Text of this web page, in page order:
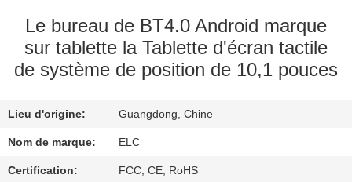
VISITE
D'USINE
DE
QUALITÉ
Le bureau de BT4.0 Android marque
sur tablette la Tablette d'écran tactile
de système de position de 10,1 pouces
Lieu d'origine: Guangdong, Chine
Nom de marque: ELC
Certification: FCC, CE, RoHS